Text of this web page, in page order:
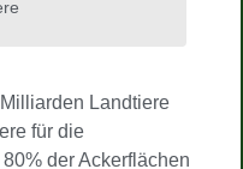
Landtiere
für die
der Ackerflächen